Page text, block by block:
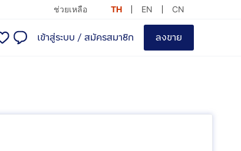
ช่วยเหลือ TH EN CN
เข้าสู่ระบบ / สมัครสมาชิก ลงขาย